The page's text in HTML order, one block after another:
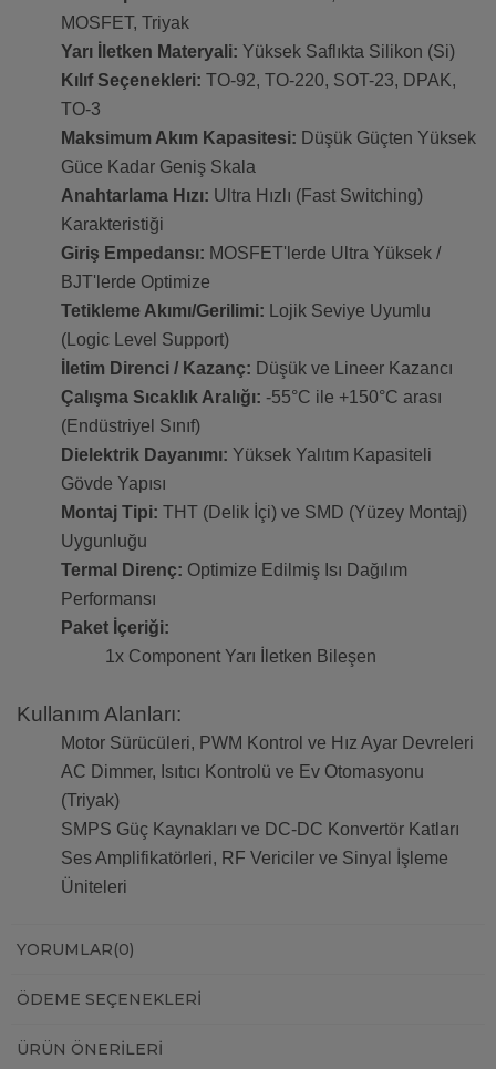
MOSFET, Triyak
Yarı İletken Materyali: Yüksek Saflıkta Silikon (Si)
Kılıf Seçenekleri: TO-92, TO-220, SOT-23, DPAK,
TO-3
Maksimum Akım Kapasitesi: Düşük Güçten Yüksek
Güce Kadar Geniş Skala
Anahtarlama Hızı: Ultra Hızlı (Fast Switching)
Karakteristiği
Giriş Empedansı: MOSFET'lerde Ultra Yüksek /
BJT'lerde Optimize
Tetikleme Akımı/Gerilimi: Lojik Seviye Uyumlu
(Logic Level Support)
İletim Direnci / Kazanç: Düşük ve Lineer Kazancı
Çalışma Sıcaklık Aralığı: -55°C ile +150°C arası
(Endüstriyel Sınıf)
Dielektrik Dayanımı: Yüksek Yalıtım Kapasiteli
Gövde Yapısı
Montaj Tipi: THT (Delik İçi) ve SMD (Yüzey Montaj)
Uygunluğu
Termal Direnç: Optimize Edilmiş Isı Dağılım
Performansı
Paket İçeriği:
1x Component Yarı İletken Bileşen
Kullanım Alanları:
Motor Sürücüleri, PWM Kontrol ve Hız Ayar Devreleri
AC Dimmer, Isıtıcı Kontrolü ve Ev Otomasyonu
(Triyak)
SMPS Güç Kaynakları ve DC-DC Konvertör Katları
Ses Amplifikatörleri, RF Vericiler ve Sinyal İşleme
Üniteleri
YORUMLAR(0)
ÖDEME SEÇENEKLERI
ÜRÜN ÖNERILERI